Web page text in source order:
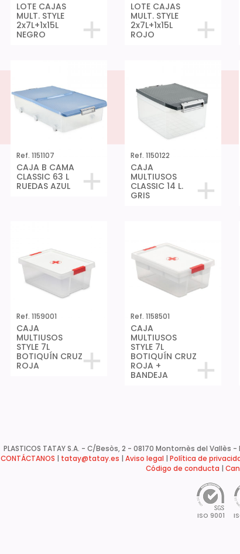
LOTE CAJAS
MULT. STYLE
2x7L+1x15L
NEGRO
LOTE CAJAS
MULT. STYLE
2x7L+1x15L
ROJO
Ref. 1151107
CAJA B CAMA
CLASSIC 63 L
RUEDAS AZUL
Ref. 1150122
CAJA
MULTIUSOS
CLASSIC 14 L.
GRIS
Ref. 1159001
CAJA
MULTIUSOS
STYLE 7L
BOTIQUÍN CRUZ
ROJA
Ref. 1158501
CAJA
MULTIUSOS
STYLE 7L
BOTIQUÍN CRUZ
ROJA +
BANDEJA
PLASTICOS TATAY S.A. - C/Besòs, 2 - 08170 Montornès del Vallès
CONTÁCTANOS tatay@tatay.es Aviso legal Política de
Código de conducta
ISO 9001